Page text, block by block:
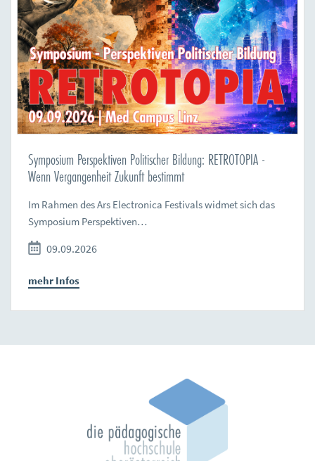
Symposium Perspektiven Politischer Bildung: RETROTOPIA -
Wenn Vergangenheit Zukunft bestimmt
Im Rahmen des Ars Electronica Festivals widmet sich das
Symposium Perspektiven…
09.09.2026
mehr Infos